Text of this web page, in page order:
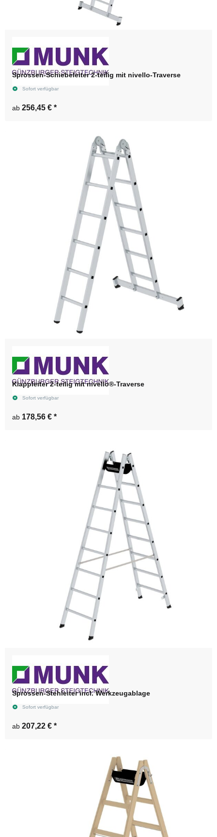
Sprossen-Schiebeleiter 2-teilig mit nivello-Traverse
Sofort verfügbar
ab 256,45 € *
Klappleiter 2-teilig mit nivello®-Traverse
Sofort verfügbar
ab 178,56 € *
Sprossen-Stehleiter incl. Werkzeugablage
Sofort verfügbar
ab 207,22 € *